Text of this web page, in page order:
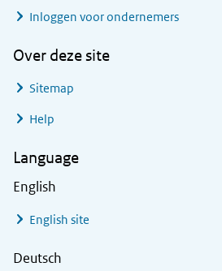
Inloggen voor ondernemers
Over deze site
Sitemap
Help
Language
English
English site
Deutsch